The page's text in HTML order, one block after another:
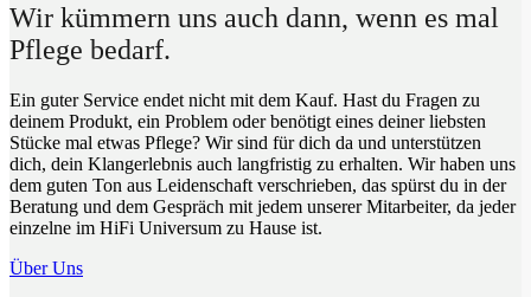
Wir kümmern uns auch dann, wenn es mal
Pflege bedarf.
Ein guter Service endet nicht mit dem Kauf. Hast du Fragen zu
deinem Produkt, ein Problem oder benötigt eines deiner liebsten
Stücke mal etwas Pflege? Wir sind für dich da und unterstützen
dich, dein Klangerlebnis auch langfristig zu erhalten. Wir haben uns
dem guten Ton aus Leidenschaft verschrieben, das spürst du in der
Beratung und dem Gespräch mit jedem unserer Mitarbeiter, da jeder
einzelne im HiFi Universum zu Hause ist.
Über Uns